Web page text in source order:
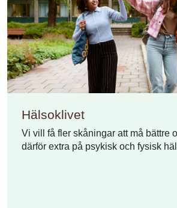
Hälsoklivet
Vi vill få fler skåningar att må bättre
därför extra på psykisk och fysisk